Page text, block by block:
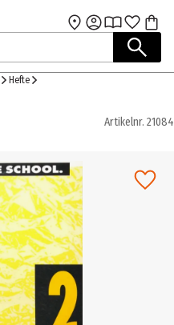
Zum Hauptinhalt
Hefte
Artikelnr. 21084